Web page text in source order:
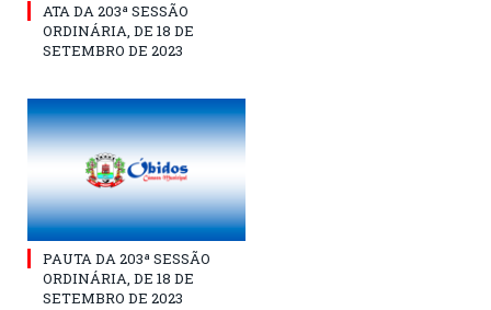
ATA DA 203ª SESSÃO
ORDINÁRIA, DE 18 DE
SETEMBRO DE 2023
PAUTA DA 203ª SESSÃO
ORDINÁRIA, DE 18 DE
SETEMBRO DE 2023